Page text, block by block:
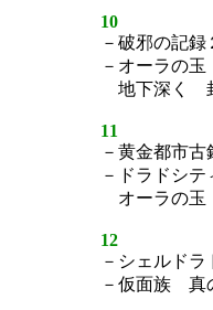
10
－破邪の記録
－オーラの
地下深く
11
－黄金都市古
－ドラドシ
オーラの玉
12
－シェルド
－仮面族 真